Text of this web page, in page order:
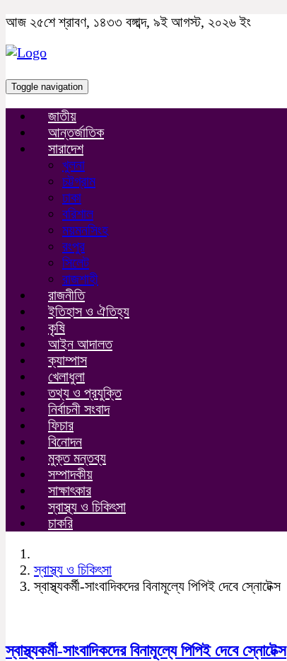
আজ ২৫শে শ্রাবণ, ১৪৩৩ বঙ্গাব্দ, ৯ই আগস্ট, ২০২৬ ইং
Toggle navigation
জাতীয়
আন্তর্জাতিক
সারাদেশ
খুলনা
চট্টগ্রাম
ঢাকা
বরিশাল
ময়মনসিংহ
রংপুর
সিলেট
রাজশাহী
রাজনীতি
ইতিহাস ও ঐতিহ্য
কৃষি
আইন আদালত
ক্যাম্পাস
খেলাধুলা
তথ্য ও প্রযুক্তি
নির্বাচনী সংবাদ
ফিচার
বিনোদন
মুক্ত মন্তব্য
সম্পাদকীয়
সাক্ষাৎকার
স্বাস্থ্য ও চিকিৎসা
চাকরি
স্বাস্থ্য ও চিকিৎসা
স্বাস্থ্যকর্মী-সাংবাদিকদের বিনামূল্যে পিপিই দেবে স্নোটেক্স
স্বাস্থ্যকর্মী-সাংবাদিকদের বিনামূল্যে পিপিই দেবে স্নোটেক্স